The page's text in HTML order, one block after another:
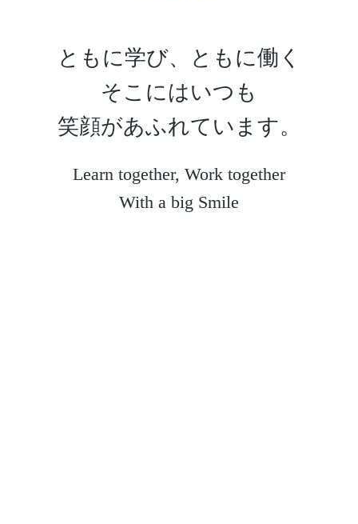
ともに学び、ともに働く
そこにはいつも
笑顔があふれています。
Learn together, Work together
With a big Smile